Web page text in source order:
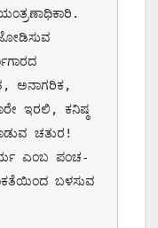
ಜೋಡಿಸುವ
ಅನಾಗರಿಕ,
ಇರಲಿ, ಕನಿಷ್ಠ
ಚತುರ!
ಎಂಬ ಪಂಚ-
ಬಳಸುವ